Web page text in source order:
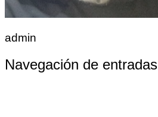
admin
Navegación de entradas